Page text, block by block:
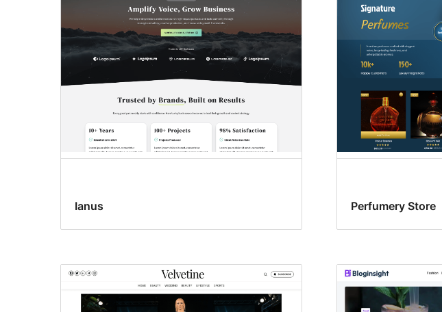
Ianus Perfumery Store